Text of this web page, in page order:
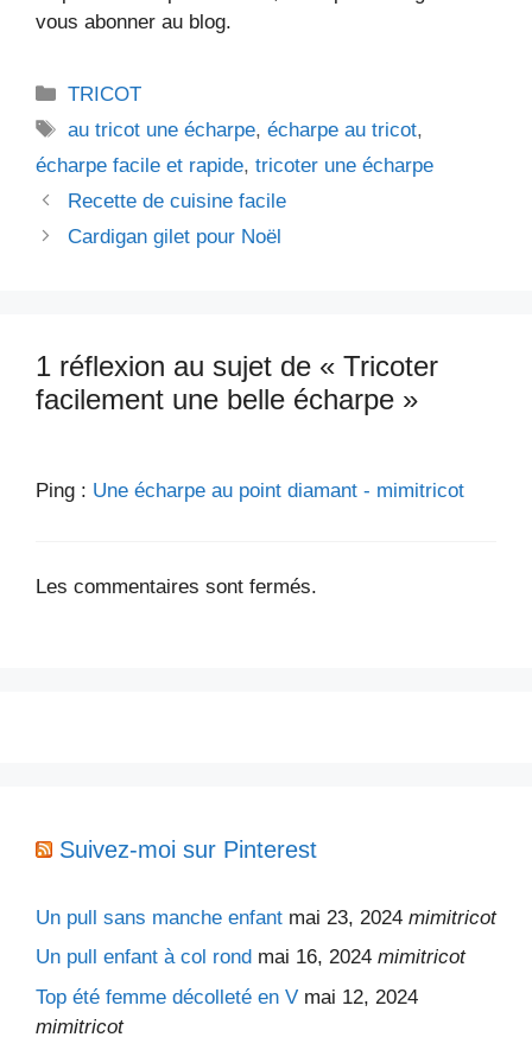
vous abonner au blog.
Catégories
TRICOT
Étiquettes
au tricot une écharpe,écharpe au tricot,
écharpe facile et rapide, tricoter une écharpe
Recette de cuisine facile
Cardigan gilet pour Noël
1 réflexion au sujet de « Tricoter
facilement une belle écharpe »
Ping : Une écharpe au point diamant - mimitricot
Les commentaires sont fermés.
Suivez-moi sur Pinterest
Un pull sans manche enfant mai 23, 2024 mimitricot
Un pull enfant à col rond mai 16, 2024 mimitricot
Top été femme décolleté en V mai 12, 2024
mimitricot